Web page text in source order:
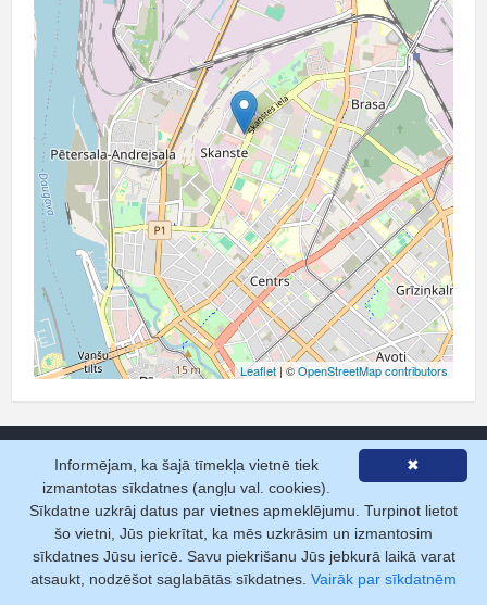
Leaflet| ©OpenStreetMap contributors
Pakalpojumi
Pamatizziņa
✖
Informējam, ka šajā tīmekļa vietnē tiek
izmantotas sīkdatnes (angļu val. cookies).
Sīkdatne uzkrāj datus par vietnes apmeklējumu. Turpinot lietot
šo vietni, Jūs piekrītat, ka mēs uzkrāsim un izmantosim
sīkdatnes Jūsu ierīcē. Savu piekrišanu Jūs jebkurā laikā varat
atsaukt, nodzēšot saglabātās sīkdatnes. Vairāk par sīkdatnēm